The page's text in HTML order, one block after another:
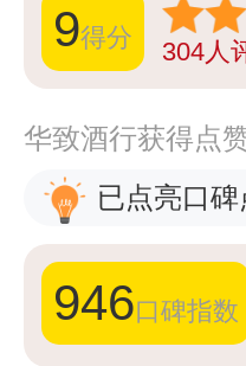
9得分 304人
华致酒行获得点
已点亮口
946口碑指数